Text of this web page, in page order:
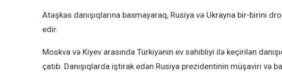
Atəşkəs danışıqlarına baxmayaraq, Rusiya və Ukrayna bir-birini
edir.
Moskva və Kiyev arasında Türkiyənin ev sahibliyi ilə keçirilən
çatıb. Danışıqlarda iştirak edən Rusiya prezidentinin müşaviri və